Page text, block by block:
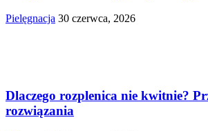
Pielęgnacja 30 czerwca, 2026
Dlaczego rozplenica nie kwitnie?
rozwiązania